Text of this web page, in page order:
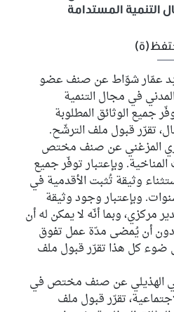
التنمية المستدامة
عمّار شوّاط عن صنف عضو
في مجال التنمية
جميع الوثائق المطلوبة
تقرّر قبول ملف الترشّح.
المزغني عن صنف مختص
المناخية. وبإعتبار توفّر جميع
وثيقة تُثبت الأقدمية في
وبإعتبار وجود وثيقة
مركزي، وبما أنّه لا يمكن له أن
دون أن يُمضى مدّة عمل تفوق
ضوء كل هذا تقرّر قبول ملف
الهذيلي عن صنف مختص في
تقرّر قبول ملف